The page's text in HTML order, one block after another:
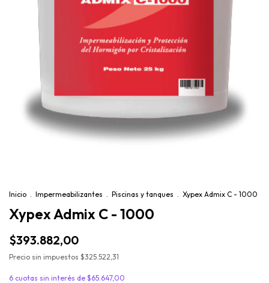
Inicio Impermeabilizantes Piscinas y tanques Xypex Admix C - 1000
Xypex Admix C - 1000
$393.882,00
Precio sin impuestos $325.522,31
6 cuotas sin interés de $65.647,00